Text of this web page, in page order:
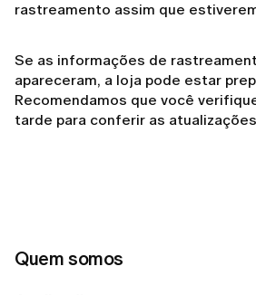
Quem somos
rastreamento assim que
Se as informações de
apareceram, a loja pode estar
Recomendamos que você
tarde para conferir as
Related articles